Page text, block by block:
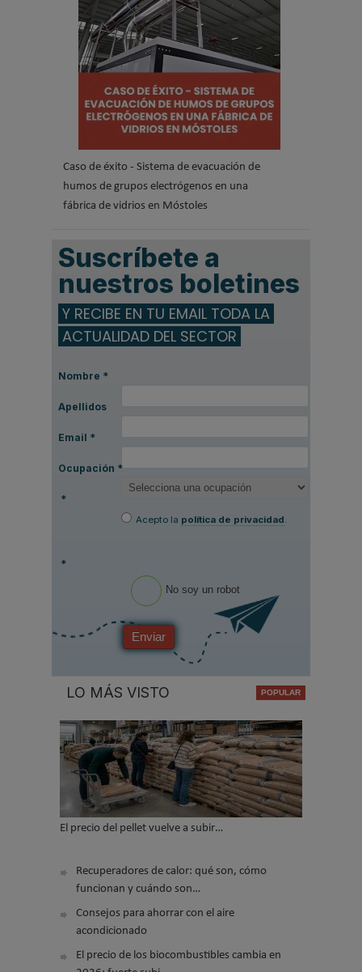
Caso de éxito - Sistema de evacuación de
humos de grupos electrógenos en una
fábrica de vidrios en Móstoles
Suscríbete a
nuestros boletines
Y RECIBE EN TU EMAIL TODA LA
ACTUALIDAD DEL SECTOR
Nombre *
Apellidos
Email *
Ocupación *
*
Acepto la política de privacidad
*
No soy un robot
Enviar
LO MÁS VISTO
El precio del pellet vuelve a subir…
Recuperadores de calor: qué son, cómo
funcionan y cuándo son…
Consejos para ahorrar con el aire
acondicionado
El precio de los biocombustibles cambia en